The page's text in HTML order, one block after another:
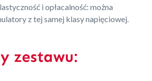
i opłacalność: można
z tej samej klasy napięciowej.
zestawu: